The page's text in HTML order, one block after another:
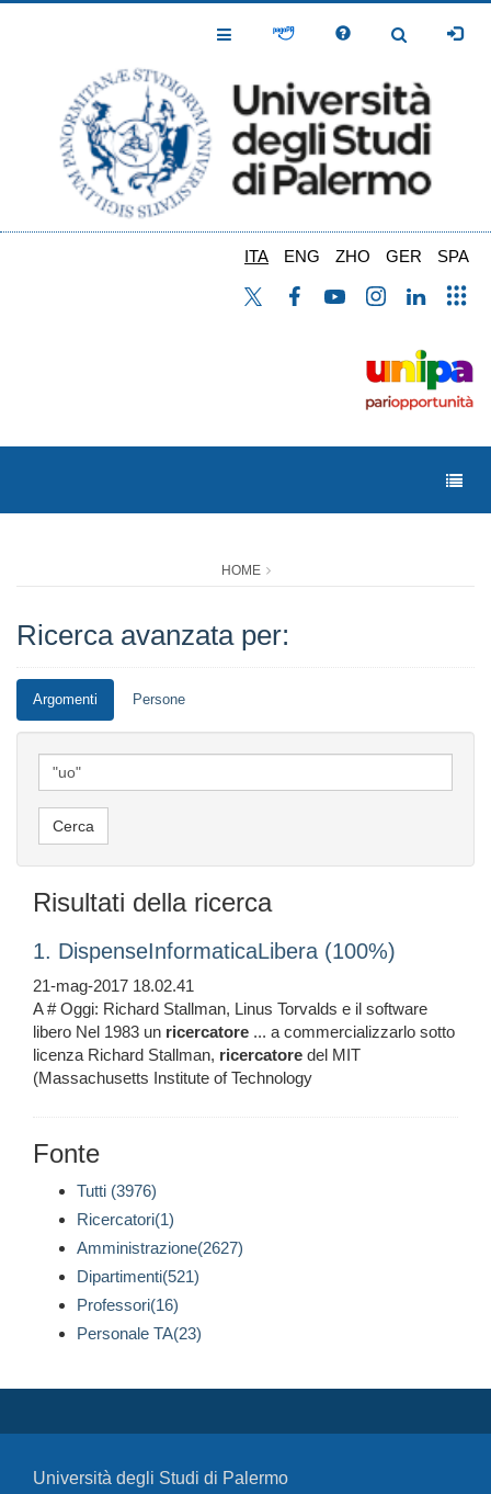
Toggle
Toggle
ITA ENG ZHO GER SPA
HOME
Ricerca avanzata per:
Argomenti Persone
Risultati della ricerca
1. DispenseInformaticaLibera (100%)
21-mag-2017 18.02.41
A # Oggi: Richard Stallman, Linus Torvalds e il software
libero Nel 1983 un ricercatore ... a commercializzarlo sotto
licenza Richard Stallman, ricercatore del MIT
(Massachusetts Institute of Technology
Fonte
Tutti (3976)
Ricercatori(1)
Amministrazione(2627)
Dipartimenti(521)
Professori(16)
Personale TA(23)
Università degli Studi di Palermo